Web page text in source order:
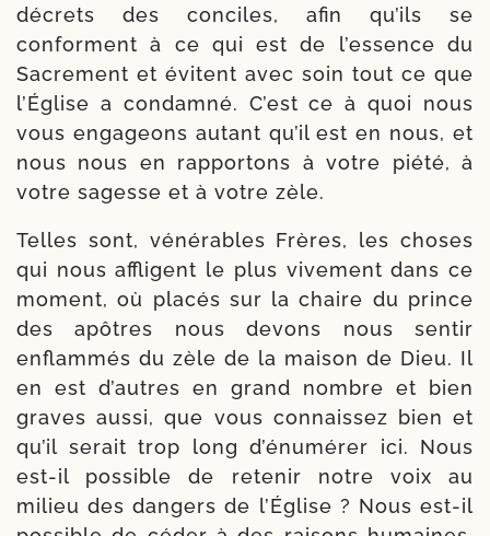
décrets des conciles, afin qu’ils se
conforment à ce qui est de l’es­sence du
Sacrement et évitent avec soin tout ce que
l’Église a condam­né. C’est ce à quoi nous
vous enga­geons autant qu’il est en nous, et
nous nous en rap­por­tons à votre pié­té, à
votre sagesse et à votre zèle.
Telles sont, véné­rables Frères, les choses
qui nous affligent le plus vive­ment dans ce
moment, où pla­cés sur la chaire du prince
des apôtres nous devons nous sen­tir
enflam­més du zèle de la mai­son de Dieu. Il
en est d’autres en grand nombre et bien
graves aus­si, que vous connais­sez bien et
qu’il serait trop long d’é­nu­mé­rer ici. Nous
est-​il pos­sible de rete­nir notre voix au
milieu des dan­gers de l’Église ? Nous est-​il